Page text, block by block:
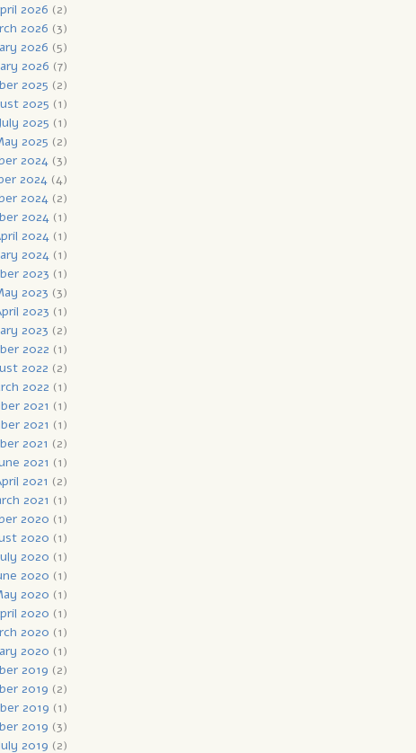
2026 (2)
2026 (3)
2026 (5)
2026 (7)
2025 (2)
2025 (1)
July 2025 (1)
2025 (2)
2024(3)
2024(4)
2024(2)
2024(1)
2024(1)
2024(1)
2023 (1)
2023 (3)
2023 (1)
2023 (2)
2022 (1)
2022 (2)
2022 (1)
2021 (1)
2021 (1)
2021 (2)
2021 (1)
2021 (2)
2021 (1)
2020 (1)
2020 (1)
2020 (1)
2020 (1)
2020 (1)
2020 (1)
2020 (1)
2020 (1)
2019 (2)
2019 (2)
2019 (1)
2019 (3)
2019 (2)